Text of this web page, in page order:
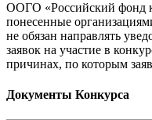
ООГО «Российский фонд
понесенные
не обязан направлять
заявок на участие в
причинах, по которым
Документы Конкурса